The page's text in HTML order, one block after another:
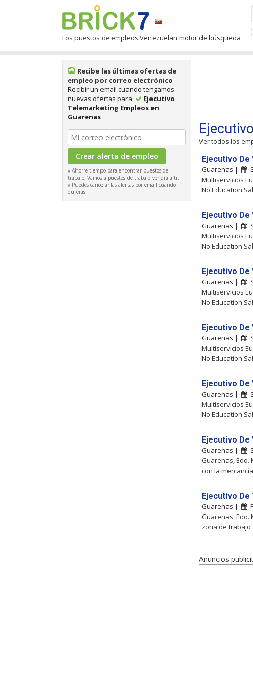
Los puestos de empleos Venezuelan motor de búsqueda
Recibe las últimas ofertas de
empleo por correo electrónico
Recibir un email cuando tengamos
nuevas ofertas para:
Ejecutivo
Telemarketing Empleos en
Guarenas
Ahorre tiempo para encontrar puestos de
trabajo, Vamos a puestos de trabajo vendrá a ti.
Puedes cancelar las alertas por email cuando
quieras.
Ver todos los
Ejecutivo
Guarenas |
Multiservicios
No Education
Ejecutivo
Guarenas |
Multiservicios
No Education
Ejecutivo
Guarenas |
Multiservicios
No Education
Ejecutivo
Guarenas |
Multiservicios
No Education
Ejecutivo
Guarenas |
Multiservicios
No Education
Ejecutivo
Guarenas |
Guarenas, Edo.
con la
Ejecutivo
Guarenas |
Guarenas, Edo.
zona de trabajo
Anuncios